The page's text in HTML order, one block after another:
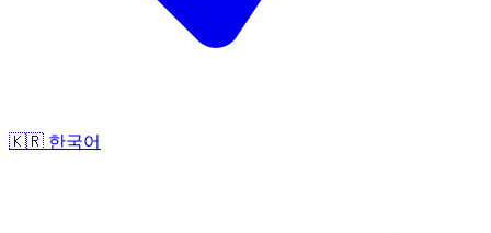
🇰🇷 한국어